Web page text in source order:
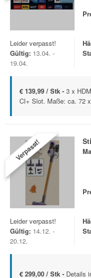
Leider verpasst!
Gültig: 13.04. -
19.04.
€ 139,99 / Stk - 3 x
CI+ Slot. Maße: ca. 72
Verpasst!
Leider verpasst!
Gültig: 14.12. -
20.12.
€ 299,00 / Stk - Details